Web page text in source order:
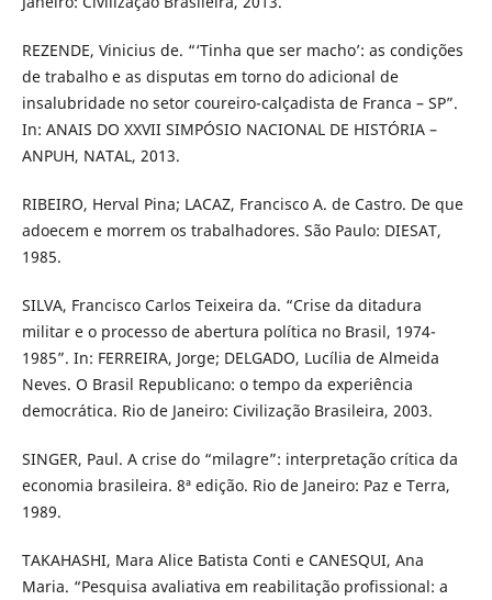
REZENDE, Vinicius de. “‘Tinha que ser macho’: as condições
de trabalho e as disputas em torno do adicional de
insalubridade no setor coureiro-calçadista de Franca – SP”.
In: ANAIS DO XXVII SIMPÓSIO NACIONAL DE HISTÓRIA –
ANPUH, NATAL, 2013.
RIBEIRO, Herval Pina; LACAZ, Francisco A. de Castro. De que
adoecem e morrem os trabalhadores. São Paulo: DIESAT,
1985.
SILVA, Francisco Carlos Teixeira da. “Crise da ditadura
militar e o processo de abertura política no Brasil, 1974-
1985”. In: FERREIRA, Jorge; DELGADO, Lucília de Almeida
Neves. O Brasil Republicano: o tempo da experiência
democrática. Rio de Janeiro: Civilização Brasileira, 2003.
SINGER, Paul. A crise do “milagre”: interpretação crítica da
economia brasileira. 8ª edição. Rio de Janeiro: Paz e Terra,
1989.
TAKAHASHI, Mara Alice Batista Conti e CANESQUI, Ana
Maria. “Pesquisa avaliativa em reabilitação profissional: a